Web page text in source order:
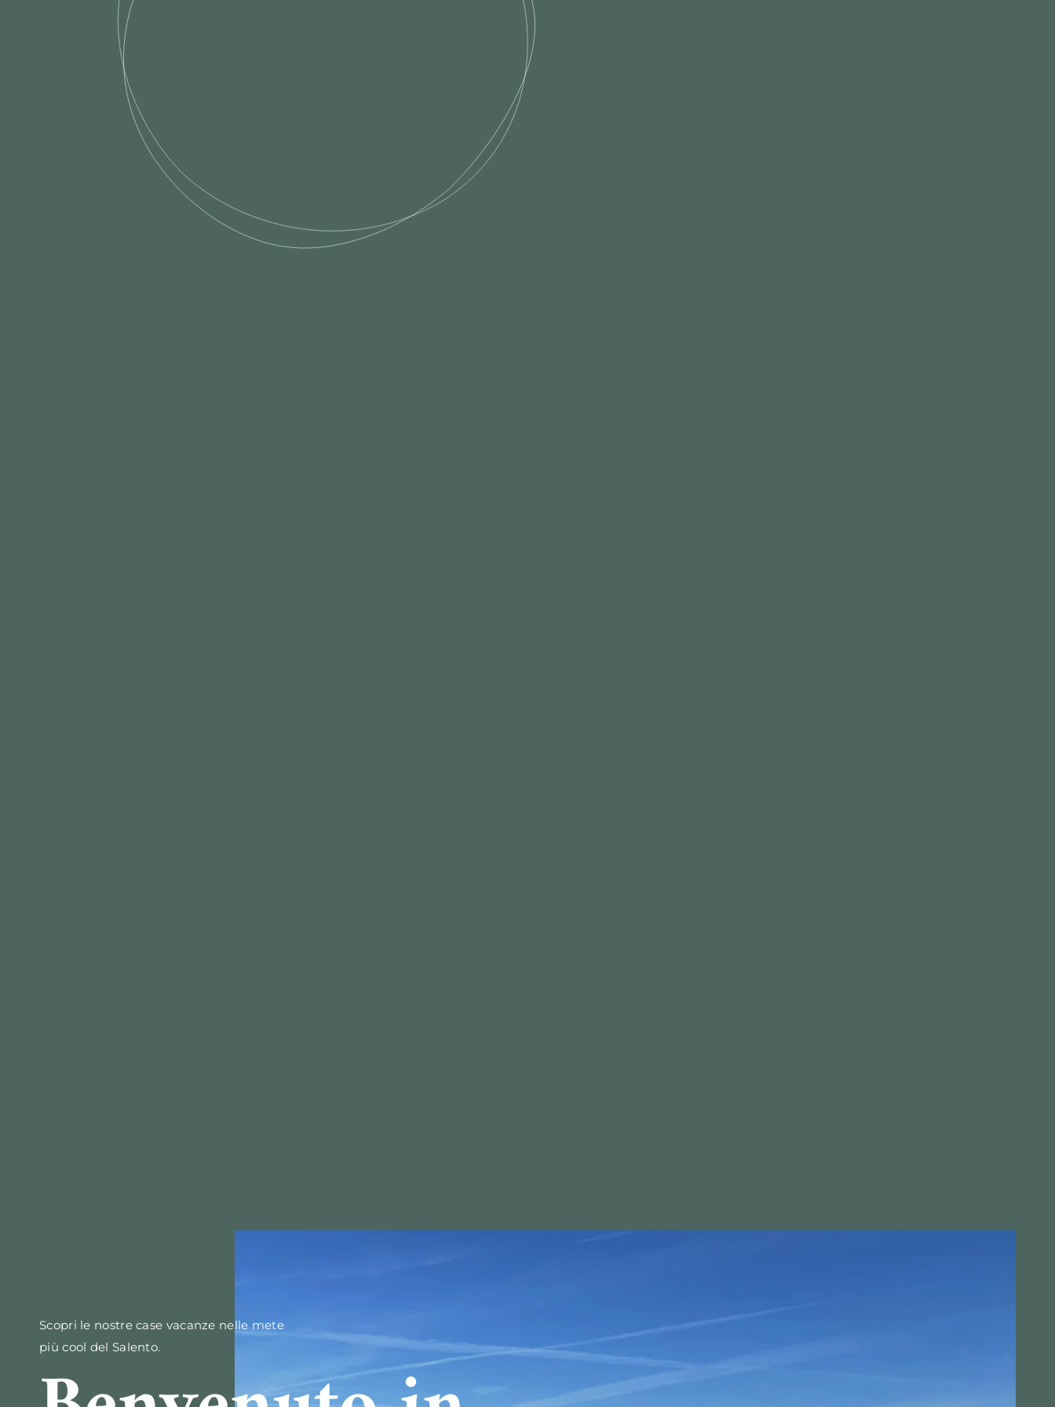
Scopri le nostre case vacanze nelle mete
più cool del Salento.